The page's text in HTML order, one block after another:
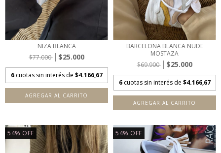
NIZA BLANCA
$77.000
$25.000
6 cuotas sin interés de $4.166,67
AGREGAR AL CARRITO
BARCELONA BLANCA NUDE
MOSTAZA
$69.900
$25.000
6 cuotas sin interés de $4.166,67
AGREGAR AL CARRITO
54% OFF 54% OFF